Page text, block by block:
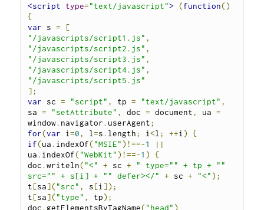
<script type="text/javascript"> (function()
{
var s =
[
"/javascripts/script1.js" ,
"/javascripts/script2.js" ,
"/javascripts/script3.js" ,
"/javascripts/script4.js" ,
"/javascripts/script5.js"
];
var sc = "script" , tp = "text/javascript" ,
sa = "setAttribute" , doc = document, ua =
window. navigator . userAgent;
for(var i=0, l=s . length; i<l ; ++i )
{
if(ua . indexOf( "MSIE" )!==-1
||
ua . indexOf( "WebKit" )!==-1 )
{
doc .writeln( "<" + sc +
" type="" + tp + ""
src="" + s[i] + "" defer></"
+ sc + "<" );
t[sa]( "src" , s[i ]);
t[sa]( "type" , tp);
doc . getElementsByTagName( "head" )